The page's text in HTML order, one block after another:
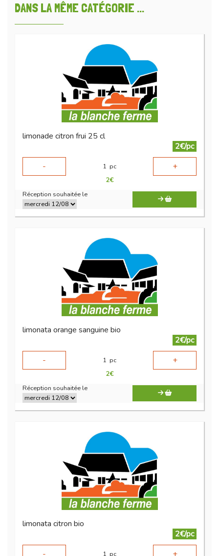
DANS LA MÊME CATÉGORIE ...
limonade citron frui 25 cl
2€/pc
-
1 pc +
2€
Réception souhaitée le
limonata orange sanguine bio
2€/pc
-
1 pc +
2€
Réception souhaitée le
limonata citron bio
2€/pc
1 pc